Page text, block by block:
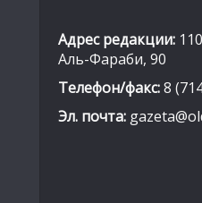
Адрес редакции:
Аль-Фараби, 90
Телефон/факс:8
Эл. почта: